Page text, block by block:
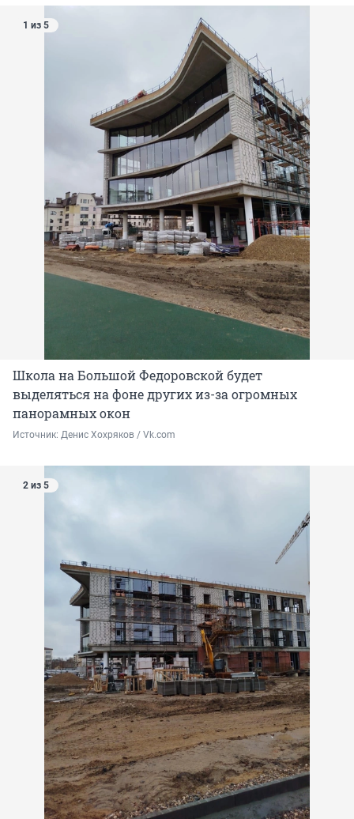
1 из 5
Школа на Большой Федоровской будет
выделяться на фоне других из-за огромных
панорамных окон
Источник: Денис Хохряков / Vk.com
2 из 5